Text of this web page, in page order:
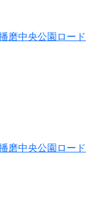
磨中央公園ロード
磨中央公園ロード